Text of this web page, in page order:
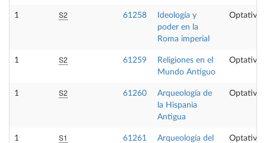
1 S2 61258
Ideología y
poder en la
Roma imperial
Optativa
1 S2 61259
Religiones en el
Mundo Antiguo
Optativa
1 S2 61260
Arqueología de
la Hispania
Antigua
Optativa
1 S1 61261
Arqueología del
Optativa